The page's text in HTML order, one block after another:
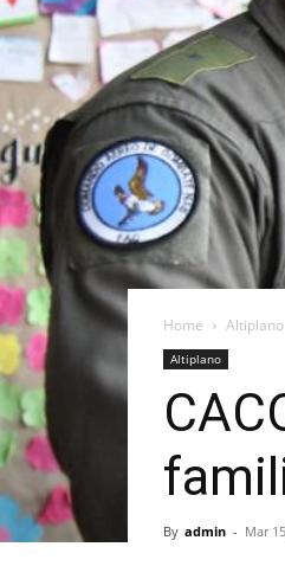
Home Altiplano
Altiplano
By admin - Mar